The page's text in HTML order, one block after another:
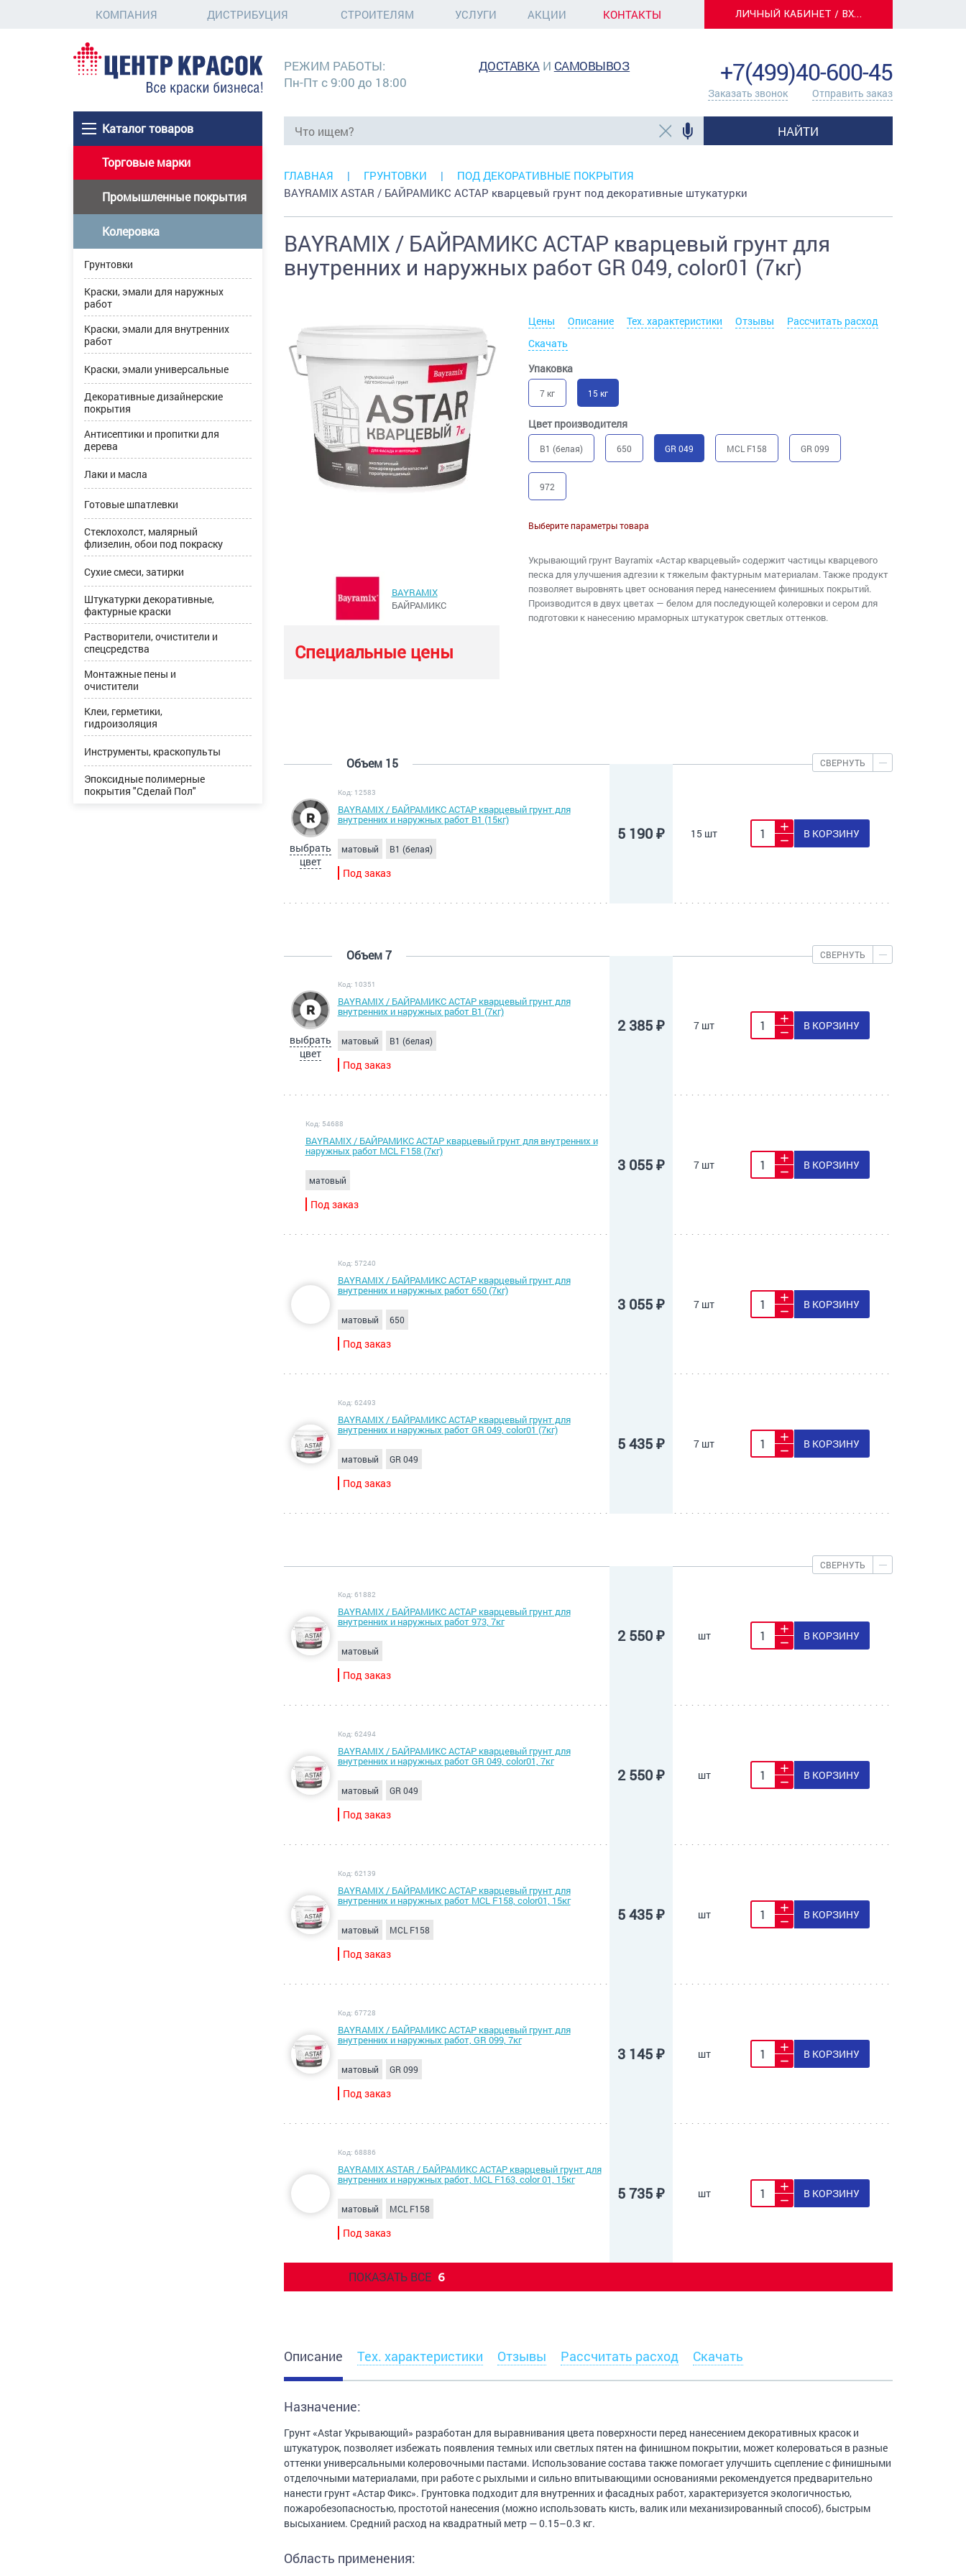
КОМПАНИЯ ДИСТРИБУЦИЯ СТРОИТЕЛЯМ УСЛУГИ АКЦИИ КОНТАКТЫ ЛИЧНЫЙ КАБИНЕТ / ВХОД
Каталог товаров
РЕЖИМ РАБОТЫ:
Пн-Пт с 9:00 до 18:00
ДОСТАВКАИ САМОВЫВОЗ +7(499)40-600-45
Заказать звонок Отправить заказ
НАЙТИ
Торговые марки
Промышленные покрытия
Колеровка
Грунтовки
Краски, эмали для наружных
работ
Краски, эмали для внутренних
работ
Краски, эмали универсальные
Декоративные дизайнерские
покрытия
Антисептики и пропитки для
дерева
Лаки и масла
Готовые шпатлевки
Стеклохолст, малярный
флизелин, обои под покраску
Сухие смеси, затирки
Штукатурки декоративные,
фактурные краски
Растворители, очистители и
спецсредства
Монтажные пены и
очистители
Клеи, герметики,
гидроизоляция
Инструменты, краскопульты
Эпоксидные полимерные
покрытия "Сделай Пол"
ГЛАВНАЯ ГРУНТОВКИ
ПОД ДЕКОРАТИВНЫЕ ПОКРЫТИЯ
BAYRAMIX ASTAR / БАЙРАМИКС АСТАР кварцевый грунт под декоративные штукатурки
BAYRAMIX / БАЙРАМИКС АСТАР кварцевый грунт для
внутренних и наружных работ GR 049, color01 (7кг)
BAYRAMIX
БАЙРАМИКС
Специальные цены
Цены Описание Тех. характеристики Отзывы
Рассчитать расход
Скачать
Упаковка
7 кг 15 кг
Цвет производителя
B1 (белая) 650 GR 049 MCL F158 GR 099
972
Выберите параметры товара
Укрывающий грунт Bayramix «Астар кварцевый» содержит частицы кварцевого
песка для улучшения адгезии к тяжелым фактурным материалам. Также продукт
позволяет выровнять цвет основания перед нанесением финишных покрытий.
Производится в двух цветах — белом для последующей колеровки и сером для
подготовки к нанесению мраморных штукатурок светлых оттенков.
Объем 15 СВЕРНУТЬ
выбрать
цвет
Код: 12583
BAYRAMIX / БАЙРАМИКС АСТАР кварцевый грунт для
внутренних и наружных работ В1 (15кг)
матовый B1 (белая)
Под заказ
5 190 ₽ 15 шт В КОРЗИНУ
Объем 7 СВЕРНУТЬ
выбрать
цвет
Код: 10351
BAYRAMIX / БАЙРАМИКС АСТАР кварцевый грунт для
внутренних и наружных работ В1 (7кг)
матовый B1 (белая)
Под заказ
2 385 ₽ 7 шт В КОРЗИНУ
Код: 54688
BAYRAMIX / БАЙРАМИКС АСТАР кварцевый грунт для внутренних и
наружных работ MCL F158 (7кг)
матовый
Под заказ
3 055 ₽ 7 шт В КОРЗИНУ
Код: 57240
BAYRAMIX / БАЙРАМИКС АСТАР кварцевый грунт для
внутренних и наружных работ 650 (7кг)
матовый 650
Под заказ
3 055 ₽ 7 шт В КОРЗИНУ
Код: 62493
BAYRAMIX / БАЙРАМИКС АСТАР кварцевый грунт для
внутренних и наружных работ GR 049, color01 (7кг)
матовый GR 049
Под заказ
5 435 ₽ 7 шт В КОРЗИНУ
СВЕРНУТЬ
Код: 61882
BAYRAMIX / БАЙРАМИКС АСТАР кварцевый грунт для
внутренних и наружных работ 973, 7кг
матовый
Под заказ
2 550 ₽ шт В КОРЗИНУ
Код: 62494
BAYRAMIX / БАЙРАМИКС АСТАР кварцевый грунт для
внутренних и наружных работ GR 049, color01, 7кг
матовый GR 049
Под заказ
2 550 ₽ шт В КОРЗИНУ
Код: 62139
BAYRAMIX / БАЙРАМИКС АСТАР кварцевый грунт для
внутренних и наружных работ MCL F158, color01, 15кг
матовый MCL F158
Под заказ
5 435 ₽ шт В КОРЗИНУ
Код: 67728
BAYRAMIX / БАЙРАМИКС АСТАР кварцевый грунт для
внутренних и наружных работ, GR 099, 7кг
матовый GR 099
Под заказ
3 145 ₽ шт В КОРЗИНУ
Код: 68886
BAYRAMIX ASTAR / БАЙРАМИКС АСТАР кварцевый грунт для
внутренних и наружных работ, MCL F163, color 01, 15кг
матовый MCL F158
Под заказ
5 735 ₽ шт В КОРЗИНУ
ПОКАЗАТЬ ВСЕ 6
Описание Тех. характеристики Отзывы Рассчитать расход Скачать
Назначение:
Грунт «Astar Укрывающий» разработан для выравнивания цвета поверхности перед нанесением декоративных красок и
штукатурок, позволяет избежать появления темных или светлых пятен на финишном покрытии, может колероваться в разные
оттенки универсальными колеровочными пастами. Использование состава также помогает улучшить сцепление с финишными
отделочными материалами, при работе с рыхлыми и сильно впитывающими основаниями рекомендуется предварительно
нанести грунт «Астар Фикс». Грунтовка подходит для внутренних и фасадных работ, характеризуется экологичностью,
пожаробезопасностью, простотой нанесения (можно использовать кисть, валик или механизированный способ), быстрым
высыханием. Средний расход на квадратный метр — 0.15–0.3 кг.
Область применения: